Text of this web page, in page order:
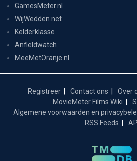
GamesMeter.nl
WijWedden.net
Kelderklasse
Anfieldwatch
MeeMetOranje.nl
Registreer Contact ons Over
MovieMeter Films Wiki
Algemene voorwaarden en
RSS Feeds
API